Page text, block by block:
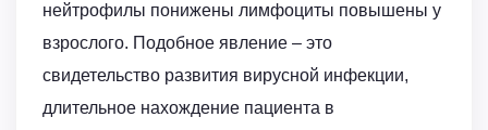
нейтрофилы понижены лимфоциты повышены у
взрослого. Подобное явление – это
свидетельство развития вирусной инфекции,
длительное нахождение пациента в